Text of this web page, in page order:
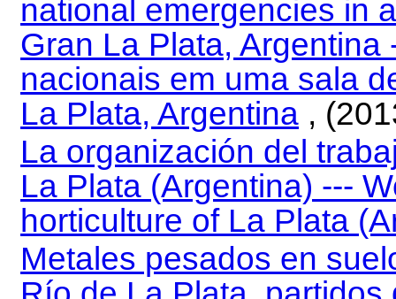
national emergencies in
Gran La Plata,
nacionais em uma sala
La Plata, Argentina ,
La organización del
La Plata (Argentina) ---
horticulture of La Plata
Metales pesados en